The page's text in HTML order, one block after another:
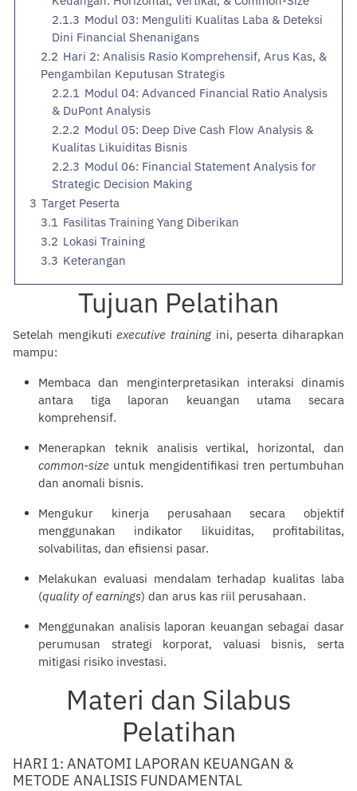
2.1.3 Modul 03: Menguliti Kualitas Laba & Deteksi
Dini Financial Shenanigans
2.2 Hari 2: Analisis Rasio Komprehensif, Arus Kas, &
Pengambilan Keputusan Strategis
2.2.1 Modul 04: Advanced Financial Ratio Analysis
& DuPont Analysis
2.2.2 Modul 05: Deep Dive Cash Flow Analysis &
Kualitas Likuiditas Bisnis
2.2.3 Modul 06: Financial Statement Analysis for
Strategic Decision Making
3 Target Peserta
3.1 Fasilitas Training Yang Diberikan
3.2 Lokasi Training
3.3 Keterangan
Tujuan Pelatihan
Setelah mengikutiexecutive training ini, peserta diharapkan
mampu:
Membaca dan menginterpretasikan interaksi dinamis
antara tiga laporan keuangan utama secara
komprehensif.
Menerapkan teknik analisis vertikal, horizontal, dan
common-size untuk mengidentifikasi tren pertumbuhan
dan anomali bisnis.
Mengukur kinerja perusahaan secara objektif
menggunakan indikator likuiditas, profitabilitas,
solvabilitas, dan efisiensi pasar.
Melakukan evaluasi mendalam terhadap kualitas laba
(quality of earnings) dan arus kas riil perusahaan.
Menggunakan analisis laporan keuangan sebagai dasar
perumusan strategi korporat, valuasi bisnis, serta
mitigasi risiko investasi.
Materi dan Silabus
Pelatihan
HARI 1: ANATOMI LAPORAN KEUANGAN &
METODE ANALISIS FUNDAMENTAL